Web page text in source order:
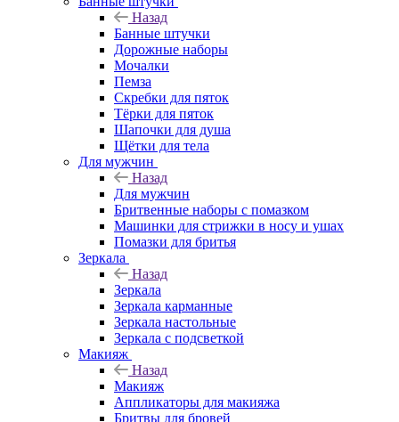
Назад
Банные штучки
Дорожные наборы
Мочалки
Пемза
Скребки для пяток
Тёрки для пяток
Шапочки для душа
Щётки для тела
Для мужчин
Назад
Для мужчин
Бритвенные наборы с помазком
Машинки для стрижки в носу и ушах
Помазки для бритья
Зеркала
Назад
Зеркала
Зеркала карманные
Зеркала настольные
Зеркала с подсветкой
Макияж
Назад
Макияж
Аппликаторы для макияжа
Бритвы для бровей